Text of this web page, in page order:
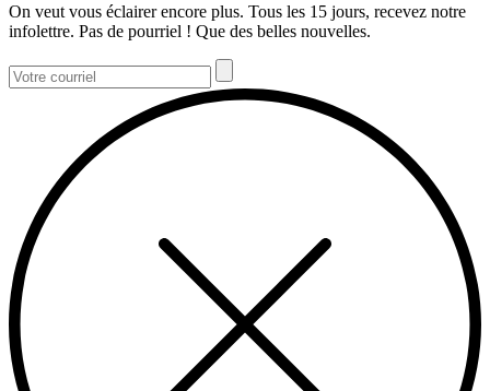
On veut vous éclairer encore plus. Tous les 15 jours, recevez notre
infolettre. Pas de pourriel ! Que des belles nouvelles.